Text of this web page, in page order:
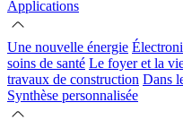
Applications
Une nouvelle énergie
soins de santé Le foyer et la
travaux de construction Dans
Synthèse personnalisée